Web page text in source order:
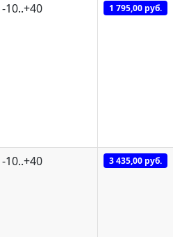
-10..+40 1 795,00 руб.
-10..+40 3 435,00 руб.